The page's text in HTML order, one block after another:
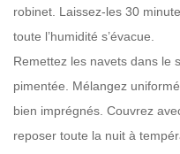
robinet. Laissez-les 30
toute l’humidité s’évacue.
Remettez les navets dans le
pimentée. Mélangez
bien imprégnés. Couvrez
reposer toute la nuit à